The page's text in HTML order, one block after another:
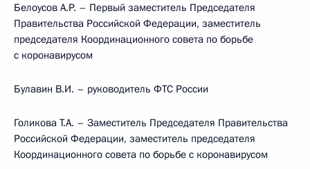
Белоусов А.Р. – Первый заместитель Председателя
Правительства Российской Федерации, заместитель
председателя Координационного совета по борьбе
с коронавирусом
Булавин В.И. – руководитель ФТС России
Голикова Т.А. – Заместитель Председателя Правительства
Российской Федерации, заместитель председателя
Координационного совета по борьбе с коронавирусом